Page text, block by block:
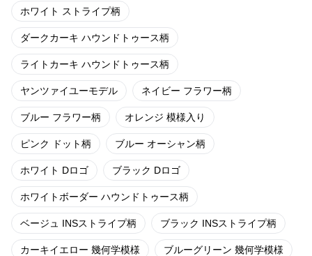
ホワイト ストライプ柄
ダークカーキ ハウンドトゥース柄
ライトカーキ ハウンドトゥース柄
ヤンツァイユーモデル ネイビー フラワー柄
ブルー フラワー柄 オレンジ 模様入り
ピンク ドット柄 ブルー オーシャン柄
ホワイト Dロゴ ブラック Dロゴ
ホワイトボーダー ハウンドトゥース柄
ベージュ INSストライプ柄 ブラック INSストライプ柄
カーキイエロー 幾何学模様 ブルーグリーン 幾何学模様